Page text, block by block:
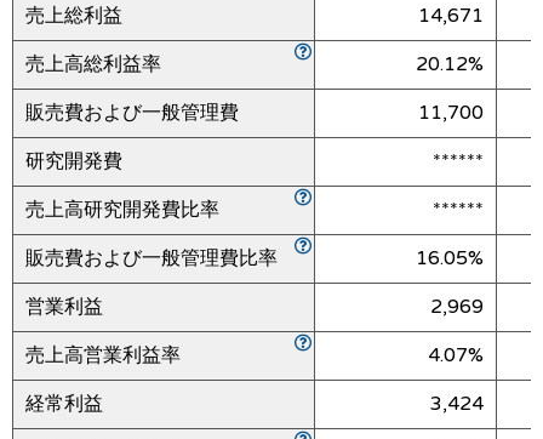
売上総利益
14,671
売上高総利益率
20.12%
販売費および一般管理費
11,700
研究開発費
******
売上高研究開発費比率
******
販売費および一般管理費比率
16.05%
営業利益
2,969
売上高営業利益率
4.07%
経常利益
3,424